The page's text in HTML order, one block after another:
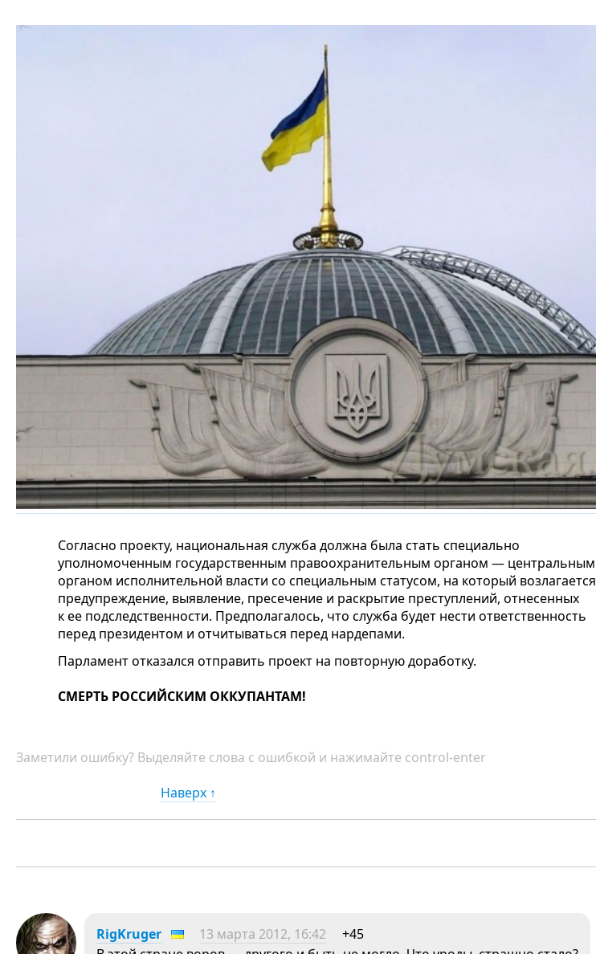
Согласно проекту, национальная служба должна была стать специально
уполномоченным государственным правоохранительным органом — центральным
органом исполнительной власти со специальным статусом, на который возлагается
предупреждение, выявление, пресечение и раскрытие преступлений, отнесенных
к ее подследственности. Предполагалось, что служба будет нести ответственность
перед президентом и отчитываться перед нардепами.
Парламент отказался отправить проект на повторную доработку.
СМЕРТЬ РОССИЙСКИМ ОККУПАНТАМ!
Заметили ошибку? Выделяйте слова с ошибкой и нажимайте control-enter
Наверх ↑
RigKruger 13 марта 2012, 16:42
+45